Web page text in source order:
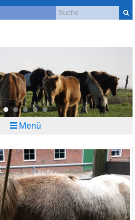
2 3 4 5
Menü